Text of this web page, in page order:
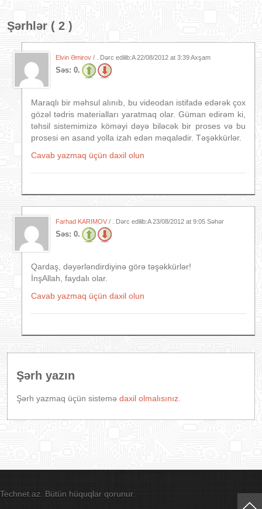
Şərhlər ( 2 )
Elvin Əmirov / . Dərc edilib:A22/08/2012 at 3:39 Axşam
Səs: 0.
Maraqlı bir məhsul alınıb, bu videodan istifadə edərək çox
gözəl tədris materialları yaratmaq olar. Güman edirəm ki,
təhsil sistemimizə köməyi dəyə biləcək bir proses və bu
prosesi ən asand yolla izah edən məqalədir. Təşəkkürlər.
Cavab yazmaq üçün daxil olun
Farhad KARIMOV / . Dərc edilib:A23/08/2012 at 9:05 Səhər
Səs: 0.
Qardaş, dəyərləndirdiyinə görə təşəkkürlər!
İnşAllah, faydalı olar.
Cavab yazmaq üçün daxil olun
Şərh yazın
Şərh yazmaq üçün sistemə daxil olmalısınız.
Technet.az. Bütün hüquqlar qorunur.